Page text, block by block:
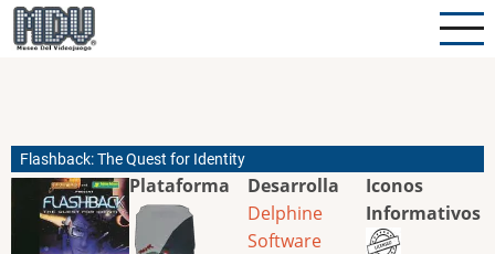
Pasar
al
Flashback: The Quest for Identity
Plataforma
Desarrolla
Delphine
Software
Iconos
Informativos